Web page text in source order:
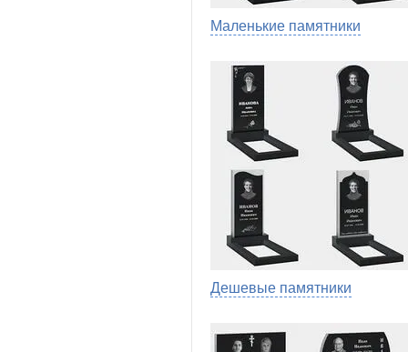
Маленькие памятники
Дешевые памятники